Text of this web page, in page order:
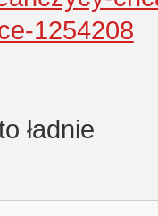
1254208
ładnie